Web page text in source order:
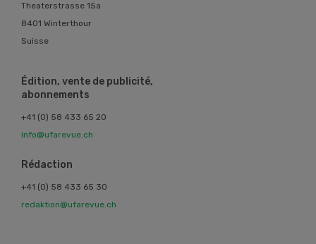
Theaterstrasse 15a
8401 Winterthour
Suisse
Édition, vente de publicité,
abonnements
+41 (0) 58 433 65 20
info@ufarevue.ch
Rédaction
+41 (0) 58 433 65 30
redaktion@ufarevue.ch